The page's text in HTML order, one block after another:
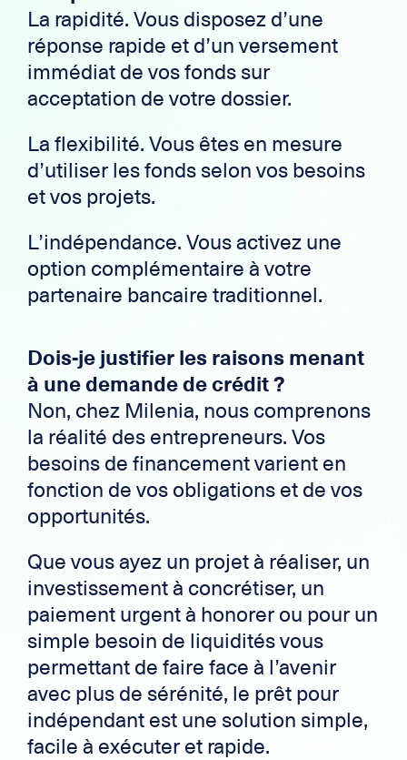
La rapidité. Vous disposez d’une
réponse rapide et d’un versement
immédiat de vos fonds sur
acceptation de votre dossier.
La flexibilité. Vous êtes en mesure
d’utiliser les fonds selon vos besoins
et vos projets.
L’indépendance. Vous activez une
option complémentaire à votre
partenaire bancaire traditionnel.
Dois-je justifier les raisons menant
à une demande de crédit ?
Non, chez Milenia, nous comprenons
la réalité des entrepreneurs. Vos
besoins de financement varient en
fonction de vos obligations et de vos
opportunités.
Que vous ayez un projet à réaliser, un
investissement à concrétiser, un
paiement urgent à honorer ou pour un
simple besoin de liquidités vous
permettant de faire face à l’avenir
avec plus de sérénité, le prêt pour
indépendant est une solution simple,
facile à exécuter et rapide.